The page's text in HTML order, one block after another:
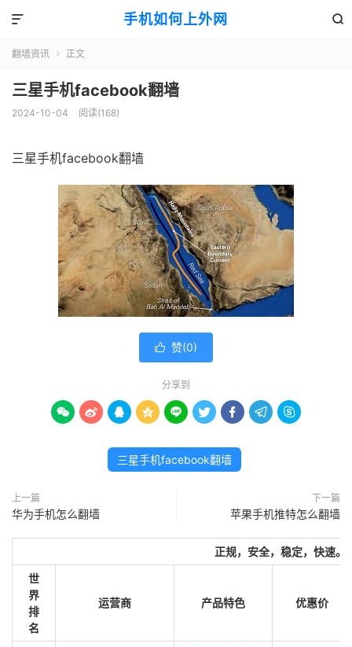
手机如何上外网 

翻墙资讯  正文
三星手机facebook翻墙
2024-10-04 阅读(168)
三星手机facebook翻墙
 赞(0)
分享到
        
三星手机facebook翻墙
上一篇
华为手机怎么翻墙
下一篇
苹果手机推特怎么翻墙
正规，安全，稳定，快速。
世
界
排
名
运营商 产品特色 优惠价